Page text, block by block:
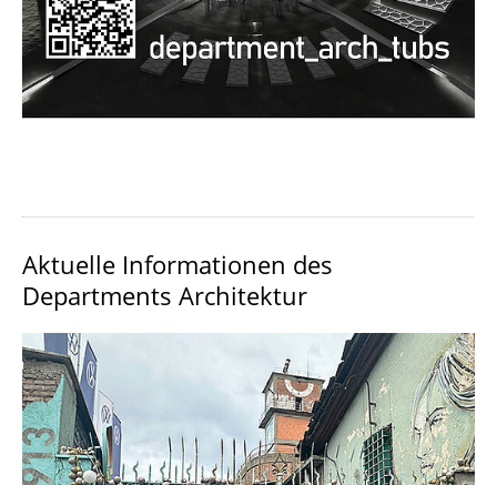
Aktuelle Informationen des
Departments Architektur